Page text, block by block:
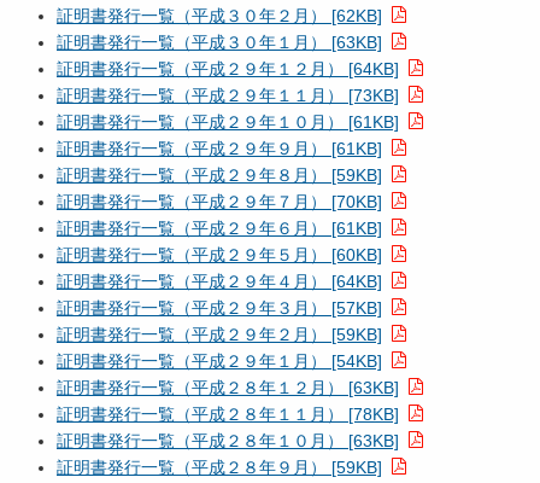
証明書発行一覧（平成３０年２月） [62KB]
証明書発行一覧（平成３０年１月） [63KB]
証明書発行一覧（平成２９年１２月） [64KB]
証明書発行一覧（平成２９年１１月） [73KB]
証明書発行一覧（平成２９年１０月） [61KB]
証明書発行一覧（平成２９年９月） [61KB]
証明書発行一覧（平成２９年８月） [59KB]
証明書発行一覧（平成２９年７月） [70KB]
証明書発行一覧（平成２９年６月） [61KB]
証明書発行一覧（平成２９年５月） [60KB]
証明書発行一覧（平成２９年４月） [64KB]
証明書発行一覧（平成２９年３月） [57KB]
証明書発行一覧（平成２９年２月） [59KB]
証明書発行一覧（平成２９年１月） [54KB]
証明書発行一覧（平成２８年１２月） [63KB]
証明書発行一覧（平成２８年１１月） [78KB]
証明書発行一覧（平成２８年１０月） [63KB]
証明書発行一覧（平成２８年９月） [59KB]